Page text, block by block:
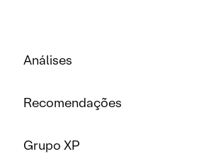
Análises
Recomendações
Grupo XP